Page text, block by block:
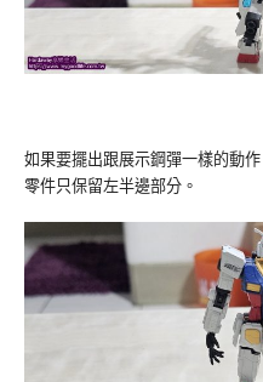
如果要擺出跟展示鋼彈一樣的動
零件只保留左半邊部分。